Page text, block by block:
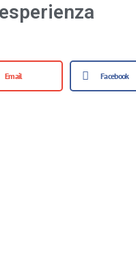
Email Facebook